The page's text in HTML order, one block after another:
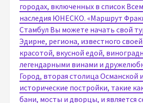
городах, включенных в список
наследия ЮНЕСКО. «Маршрут
Стамбул Вы можете начать свой
Эдирне, региона, известного
красотой, вкусной едой,
легендарными винами и
Город, вторая столица Османской
исторические постройки, такие
бани, мосты и дворцы, и является